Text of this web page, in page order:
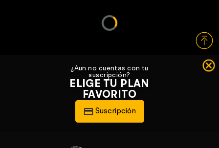
¿Aun no cuentas con tu
suscripción?
ELIGE TU PLAN
FAVORITO
Suscripción